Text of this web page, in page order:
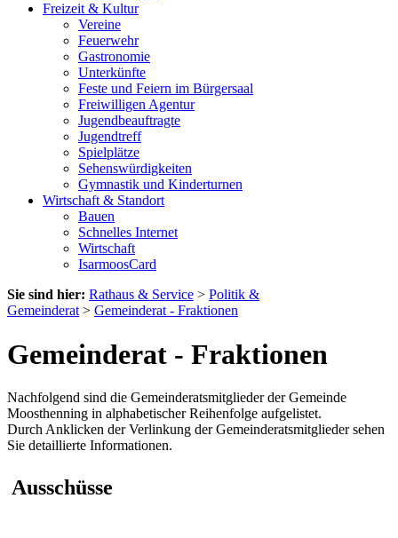
Freizeit & Kultur
Vereine
Feuerwehr
Gastronomie
Unterkünfte
Feste und Feiern im Bürgersaal
Freiwilligen Agentur
Jugendbeauftragte
Jugendtreff
Spielplätze
Sehenswürdigkeiten
Gymnastik und Kinderturnen
Wirtschaft & Standort
Bauen
Schnelles Internet
Wirtschaft
IsarmoosCard
Sie sind hier: Rathaus & Service > Politik &
Gemeinderat > Gemeinderat - Fraktionen
Gemeinderat - Fraktionen
Nachfolgend sind die Gemeinderatsmitglieder der Gemeinde
Moosthenning in alphabetischer Reihenfolge aufgelistet.
Durch Anklicken der Verlinkung der Gemeinderatsmitglieder sehen
Sie detaillierte Informationen.
Ausschüsse